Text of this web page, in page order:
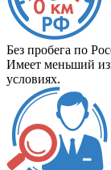
Без пробега по
Имеет меньший
условиях.